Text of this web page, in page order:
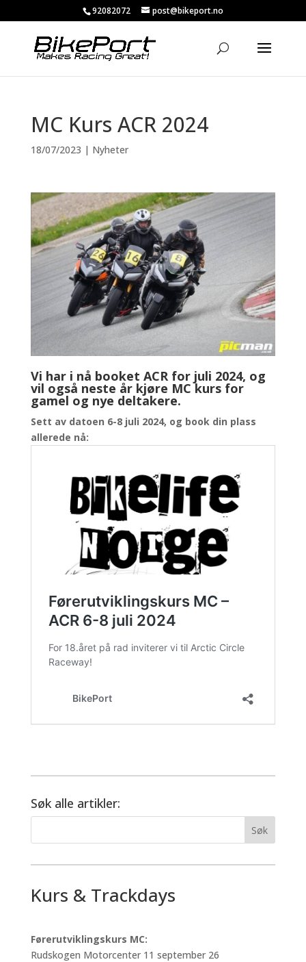
92082072 post@bikeport.no
MC Kurs ACR 2024
18/07/2023 | Nyheter
Vi har i nå booket ACR for juli 2024, og
vil også neste år kjøre MC kurs for
gamel og nye deltakere.
Sett av datoen 6-8 juli 2024, og book din plass
allerede nå:
Søk alle artikler:
Kurs & Trackdays
Førerutviklingskurs MC:
Rudskogen Motorcenter 11 september 26